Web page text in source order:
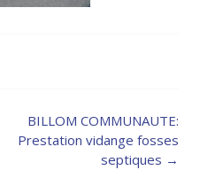
BILLOM COMMUNAUTE:
Prestation vidange fosses
septiques →